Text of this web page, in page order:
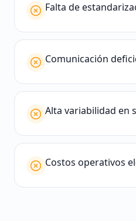
Falta de
Comunicación
Alta variabilidad en
Costos operativos